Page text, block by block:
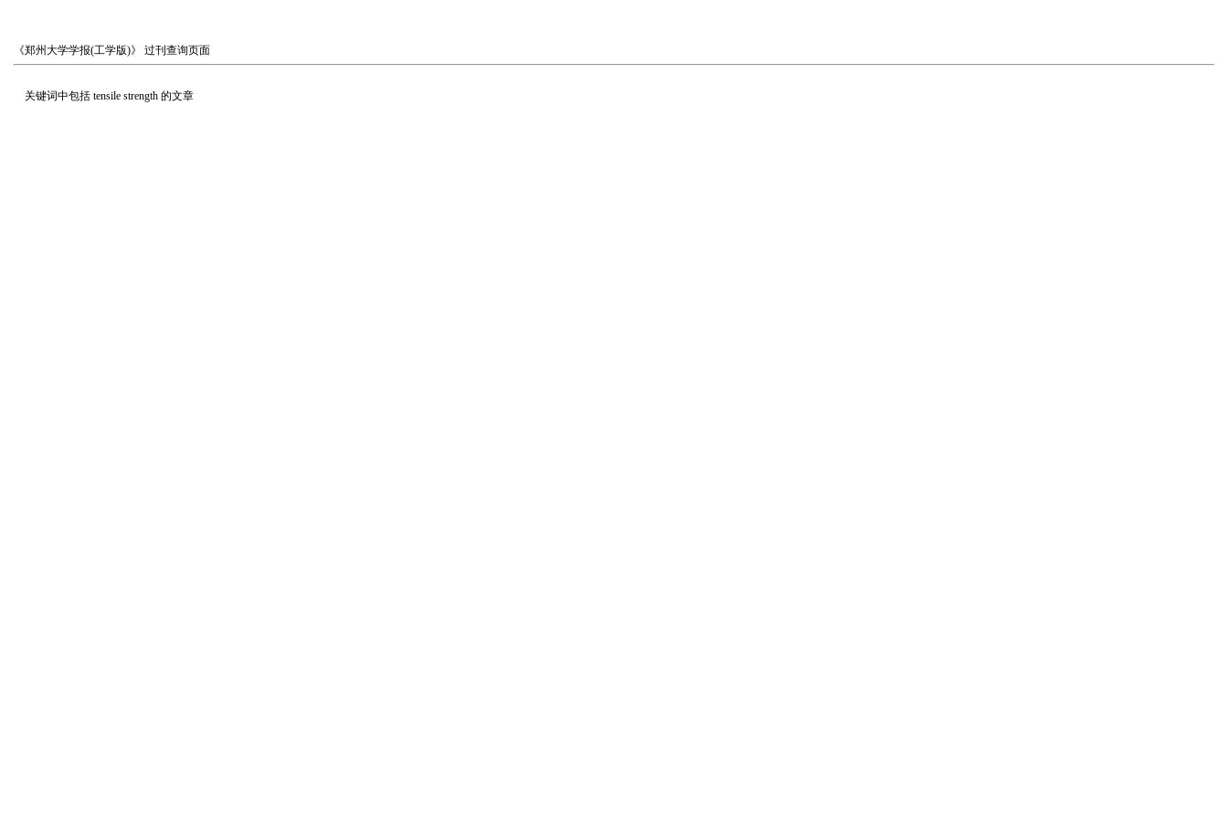
《郑州大学学报(工学版)》 过刊查询页面
关键词中包括 tensile strength 的文章